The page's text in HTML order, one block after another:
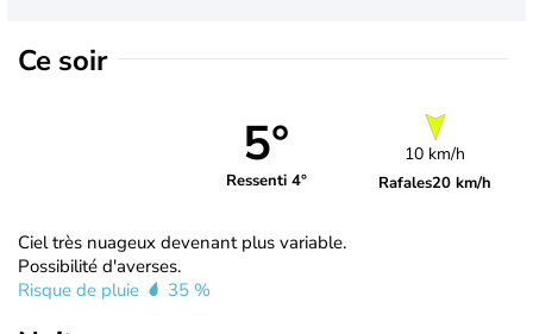
Ce soir
5°
Ressenti 4°
10 km/h
Rafales20 km/h
Ciel très nuageux devenant plus variable.
Possibilité d'averses.
Risque de pluie
35 %